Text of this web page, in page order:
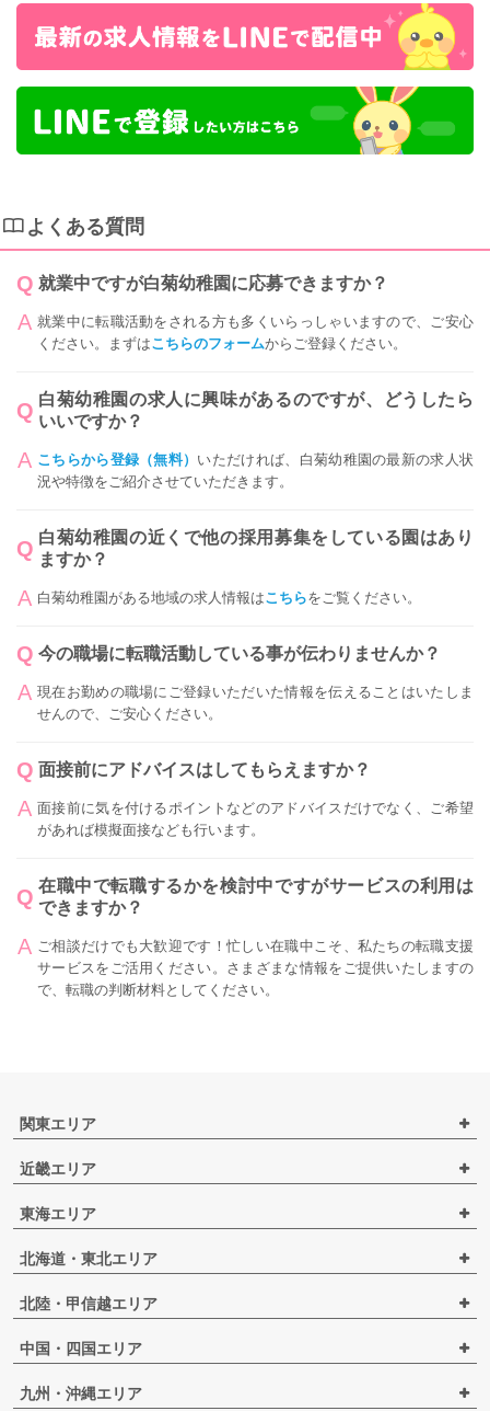
よくある質問
就業中ですが白菊幼稚園に応募できますか？
就業中に転職活動をされる方も多くいらっしゃいますので、ご安心
ください。まずはこちらのフォームからご登録ください。
白菊幼稚園の求人に興味があるのですが、どうしたら
いいですか？
こちらから登録（無料） いただければ、白菊幼稚園の最新の求人状
況や特徴をご紹介させていただきます。
白菊幼稚園の近くで他の採用募集をしている園はあり
ますか？
白菊幼稚園がある地域の求人情報はこちらをご覧ください。
今の職場に転職活動している事が伝わりませんか？
現在お勤めの職場にご登録いただいた情報を伝えることはいたしま
せんので、ご安心ください。
面接前にアドバイスはしてもらえますか？
面接前に気を付けるポイントなどのアドバイスだけでなく、ご希望
があれば模擬面接なども行います。
在職中で転職するかを検討中ですがサービスの利用は
できますか？
ご相談だけでも大歓迎です！忙しい在職中こそ、私たちの転職支援
サービスをご活用ください。さまざまな情報をご提供いたしますの
で、転職の判断材料としてください。
関東エリア
近畿エリア
東海エリア
北海道・東北エリア
北陸・甲信越エリア
中国・四国エリア
九州・沖縄エリア